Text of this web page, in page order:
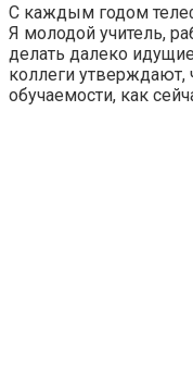
С каждым годом
Я молодой учитель,
делать далеко
коллеги утверждают,
обучаемости, как